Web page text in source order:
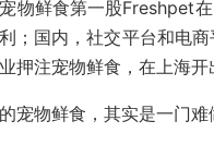
物鲜食第一股Freshpet
；国内，社交平台和电
押注宠物鲜食，在上海
宠物鲜食，其实是一门难